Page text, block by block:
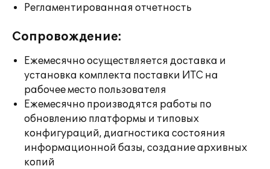
Регламентированная отчетность
Сопровождение:
Ежемесячно осуществляется доставка и
установка комплекта поставки ИТС на
рабочее место пользователя
Ежемесячно производятся работы по
обновлению платформы и типовых
конфигураций, диагностика состояния
информационной базы, создание архивных
копий